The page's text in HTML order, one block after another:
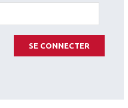
SE CONNECTER